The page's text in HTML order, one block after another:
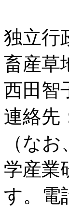
独立行
畜産
西田智
連絡先
（な
学産業
す。電